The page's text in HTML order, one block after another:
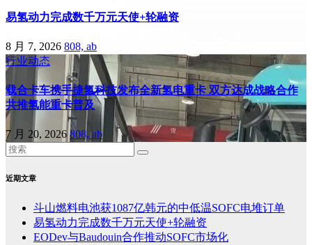
易氢动力完成数千万元天使+轮融资
8 月 7, 2026 808, ab
行业动态
载合卡车携手捷氢科技发布全新氢电重卡 双方达成战略合作
共推氢能重卡普及
7 月 20, 2026 808, ab
近期文章
斗山燃料电池获1087亿韩元的中低温SOFC电堆订单
易氢动力完成数千万元天使+轮融资
EODev与Baudouin合作推动SOFC市场化